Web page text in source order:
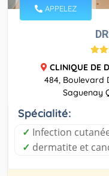
APPELEZ
CLINIQUE DE
484, Boulevard
Saguenay
Spécialité:
✓ Infection
✓ dermatite et